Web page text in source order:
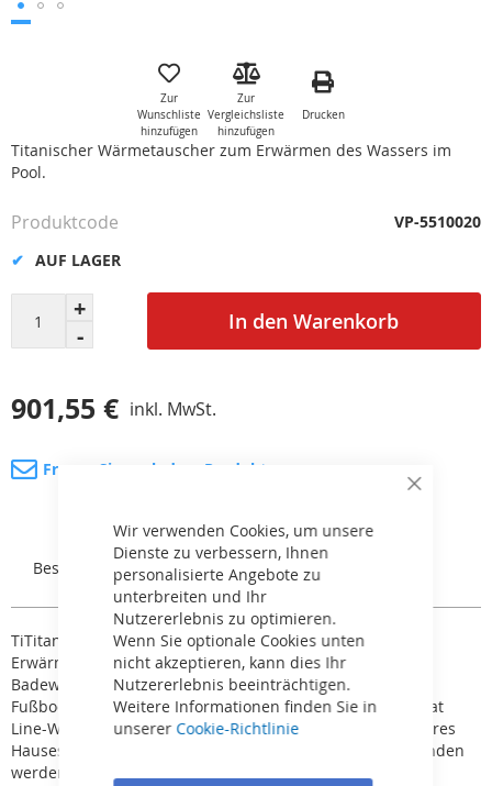
Close
Wir verwenden Cookies, um unsere
Dienste zu verbessern, Ihnen
personalisierte Angebote zu
unterbreiten und Ihr
Nutzererlebnis zu optimieren.
Wenn Sie optionale Cookies unten
nicht akzeptieren, kann dies Ihr
Nutzererlebnis beeinträchtigen.
Weitere Informationen finden Sie in
unserer Cookie-Richtlinie
Zur
Wunschliste
hinzufügen
Zur
Vergleichsliste
hinzufügen
Drucken
Titanischer Wärmetauscher zum Erwärmen des Wassers im
Pool.
In den Warenkorb
901,55 € inkl. MwSt.
AUF LAGER
Produktcode VP-5510020
Fragen Sie nach dem Produkt
Beschreibung Rezensionen
TiTitan-Wärmetauscher Heat Line sind vor allem für die
Erwärmung von Poolwasser und Wasser in Whirl- oder
Badewannen konzipiert. Sie können jedoch auch für die
Fußbodenheizung, Flure usw. verwendet werden. Der Heat
Line-Wärmetauscher kann mit allen Arten der Heizung Ihres
Hauses (Wärmepumpe, Boiler, Solarkollektor usw.) verbunden
werden.